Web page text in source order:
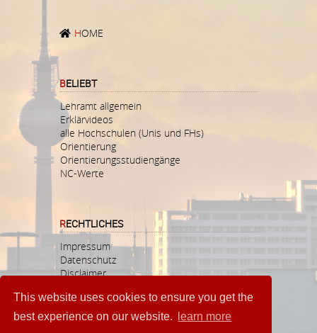
This website uses cookies to ensure you get the
best experience on our website.
learn more
HOME
BELIEBT
Lehramt allgemein
Erklärvideos
alle Hochschulen (Unis und FHs)
Orientierung
Orientierungsstudiengänge
NC-Werte
RECHTLICHES
Impressum
Datenschutz
Disclaimer